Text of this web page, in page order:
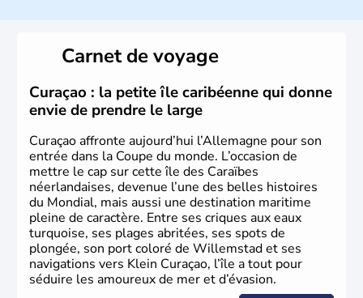
lesquelles bénéficient d'une grande autonomie. Le pays
peut se targuer de grands noms qu'il a vu naître dans tous
les domaines, des arts à la politique en passant par la
philosophie. Hertz, Gutenberg, Heidegger, Thomas Mann,
Herman Hesse ou bien Hegel en font partie.
Carnet de voyage
Curaçao : la petite île caribéenne qui donne
envie de prendre le large
Curaçao affronte aujourd’hui l’Allemagne pour son
entrée dans la Coupe du monde. L’occasion de
mettre le cap sur cette île des Caraïbes
néerlandaises, devenue l’une des belles histoires
du Mondial, mais aussi une destination maritime
pleine de caractère. Entre ses criques aux eaux
turquoise, ses plages abritées, ses spots de
plongée, son port coloré de Willemstad et ses
navigations vers Klein Curaçao, l’île a tout pour
séduire les amoureux de mer et d’évasion.